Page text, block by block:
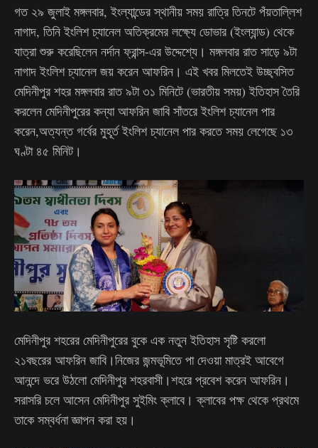
গত ২৯ জুলাই মঙ্গলবার, ইংল্যান্ডের স্থানীয় সময় রাত্রি তিনটে পঁয়তাল্লিশ
নাগাদ, তিনি ইংলিশ চ্যানেল অতিক্রমের লক্ষ্যে ডোভার (ইংল্যান্ড) থেকে
যাত্রা শুরু করেছিলেন নর্দান ফ্রান্স-এর উদ্দেশ্যে। মঙ্গলবার রাত সাড়ে ৯টা
নাগাদ ইংলিশ চ্যানেল জয় করেন আফরিন। এই খবর মিলতেই উচ্ছ্বসিত
মেদিনীপুর শহর মঙ্গলবার রাত ৯টা ৩১ মিনিটে (ভারতীয় সময়) ইতিহাস তৈরি
করলেন মেদিনীপুরের কন্যা আফরিন জাবি সাঁতরে ইংলিশ চ্যানেল পার
করেন,অত্যন্ত গর্বের মুহূর্ত ইংলিশ চ্যানেল পার করতে সময় লেগেছে ১৩
ঘণ্টা ৪৫ মিনিট।
মেদিনীপুর শহরের মেদিনীপুরের বুকে এক নতুন ইতিহাস সৃষ্টি করলো
২১বছরের আফরিন জাবি।নিজের জন্মভূমিতে পা দেওয়া মাত্রই আবেগে
আনন্দে ভরে উঠলো মেদিনীপুর শহরবাসী।শহরে প্রবেশ করেন আফরিন।
সরাসরি চলে আসেন মেদিনীপুর সুইমিং ক্লাবে। ক্লাবের পক্ষ থেকে প্রথমে
তাকে সম্বর্ধনা জ্ঞাপন করা হয়।